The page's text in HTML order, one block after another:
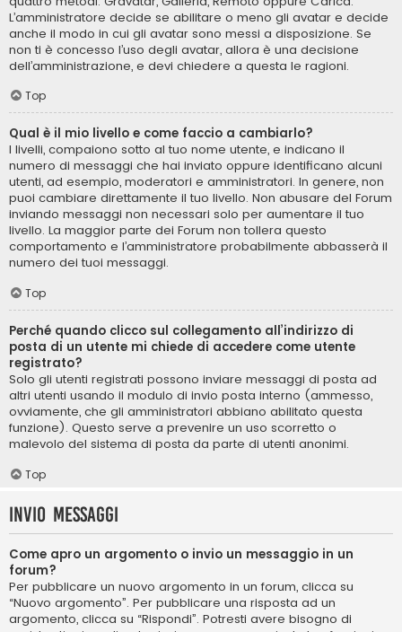
L’amministratore decide se abilitare o meno gli avatar e decide
anche il modo in cui gli avatar sono messi a disposizione. Se
non ti è concesso l’uso degli avatar, allora è una decisione
dell’amministrazione, e devi chiedere a questa le ragioni.
Top
Qual è il mio livello e come faccio a cambiarlo?
I livelli, compaiono sotto al tuo nome utente, e indicano il
numero di messaggi che hai inviato oppure identificano alcuni
utenti, ad esempio, moderatori e amministratori. In genere, non
puoi cambiare direttamente il tuo livello. Non abusare del Forum
inviando messaggi non necessari solo per aumentare il tuo
livello. La maggior parte dei Forum non tollera questo
comportamento e l’amministratore probabilmente abbasserà il
numero dei tuoi messaggi.
Top
Perché quando clicco sul collegamento all’indirizzo di
posta di un utente mi chiede di accedere come utente
registrato?
Solo gli utenti registrati possono inviare messaggi di posta ad
altri utenti usando il modulo di invio posta interno (ammesso,
ovviamente, che gli amministratori abbiano abilitato questa
funzione). Questo serve a prevenire un uso scorretto o
malevolo del sistema di posta da parte di utenti anonimi.
Top
Invio Messaggi
Come apro un argomento o invio un messaggio in un
forum?
Per pubblicare un nuovo argomento in un forum, clicca su
“Nuovo argomento”. Per pubblicare una risposta ad un
argomento, clicca su “Rispondi”. Potresti avere bisogno di